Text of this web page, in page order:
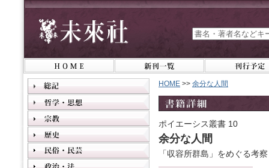
HOME >> 余分な人間
ポイエーシス叢書 10
余分な人間
「収容所群島」をめぐる考察